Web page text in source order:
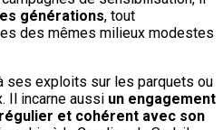
générations, tout
des mêmes milieux modestes
ses exploits sur les parquets ou
Il incarne aussi un engagement
et cohérent avec son